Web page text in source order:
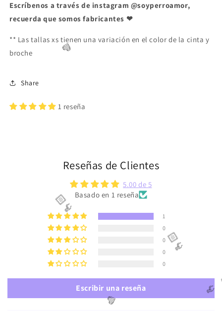
Escríbenos a través de instagram @soyperroamor,
recuerda que somos fabricantes ❤
** Las tallas xs tienen una variación en el color de la cinta y
broche
Share
1 reseña
Reseñas de Clientes
5.00 de 5
Basado en 1 reseña
1
0
0
0
0
Escribir una reseña
🫰🏻
🫰🏻